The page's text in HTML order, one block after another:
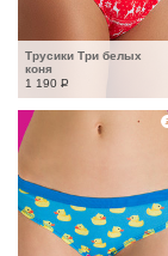
Трусики Три белых
коня
1 190 Р